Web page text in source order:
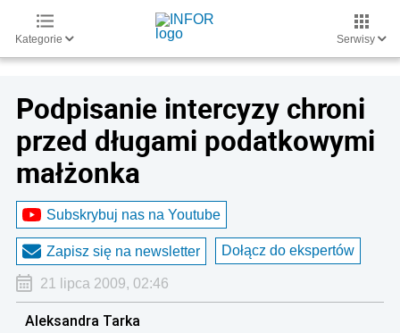
Kategorie Serwisy
Podpisanie intercyzy chroni
przed długami podatkowymi
małżonka
Subskrybuj nas na Youtube
Zapisz się na newsletter Dołącz do ekspertów
21 lipca 2009, 02:46
Aleksandra Tarka